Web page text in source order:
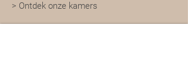
> Ontdek onze kamers